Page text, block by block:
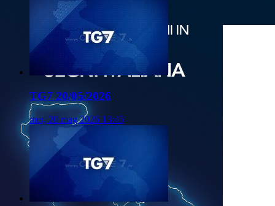
TG7 20/05/2026
mer, 20 mag 2026 13:45